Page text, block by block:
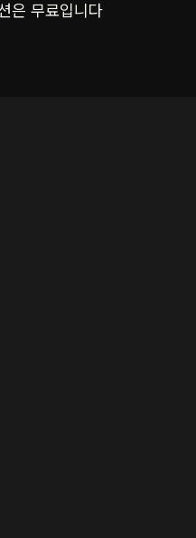
은 무료입니다